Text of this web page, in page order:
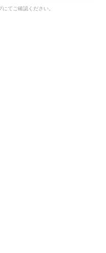
てご確認ください。